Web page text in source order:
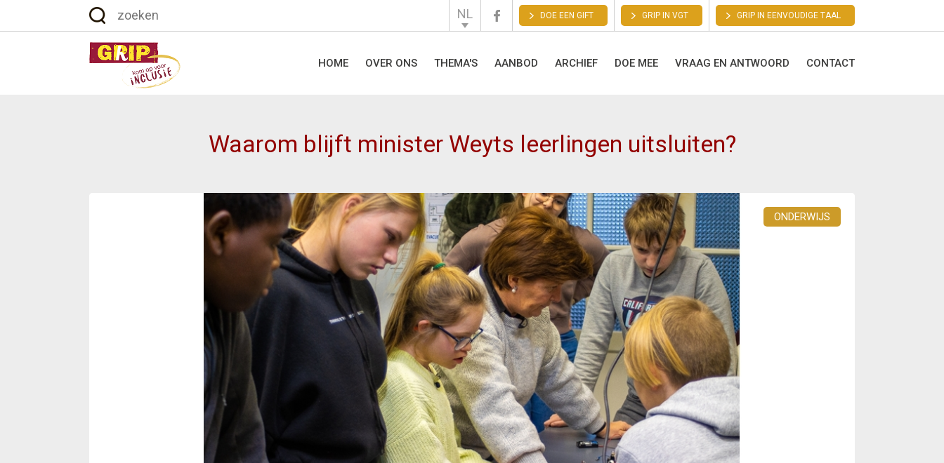
NL
DOE EEN GIFT GRIP IN VGT GRIP IN EENVOUDIGE TAAL
HOME OVER ONS THEMA'S AANBOD ARCHIEF DOE MEE VRAAG EN ANTWOORD CONTACT
Waarom blijft minister Weyts leerlingen uitsluiten?
ONDERWIJS